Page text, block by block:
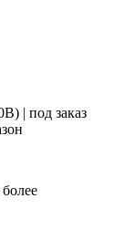
| под заказ